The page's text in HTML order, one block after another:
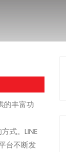
的丰富功
式。LINE
台不断发